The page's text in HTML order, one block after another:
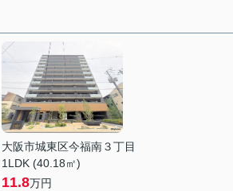
大阪市城東区今福南３丁目
1LDK (40.18㎡)
11.8万円